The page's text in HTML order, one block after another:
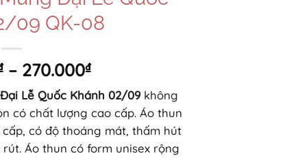
09 QK-08
– 270.000₫Khoảng
giá:
từ
200.000₫
đến
Lễ Quốc Khánh 02/09không
có chất lượng cao cấp. Áo thun
có độ thoáng mát, thấm hút
Áo thun có form unisex rộng